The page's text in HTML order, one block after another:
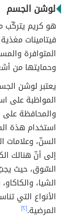
لوشن الجسم
هو كريم يتركّب
فيتامينات
المتوافرة
وحمايتها من
يعتبر لوشن
المواظبة على
والمحافظة على
استخدام هذة
السنّ، وعلامات
إلى أنّ هنالك
السّوق، حيث
الشيا،
الأنواع التي
المرضية.[٢]